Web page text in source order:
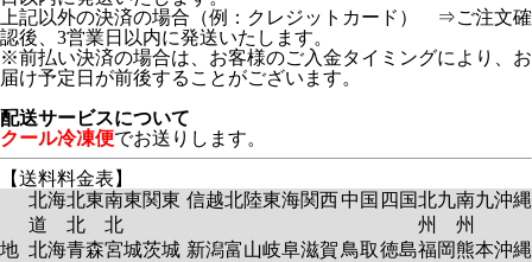
上記以外の決済の場合（例：クレジットカード） ⇒ご注文確
認後、3営業日以内に発送いたします。
※前払い決済の場合は、お客様のご入金タイミングにより、お
届け予定日が前後することがございます。
配送サービスについて
クール冷凍便でお送りします。
【送料料金表】
北海
道
北東
北
南東
北
関東 信越北陸東海関西中国 四国北九
州
南九
州
沖縄
地 北海青森宮城茨城 新潟富山岐阜滋賀 鳥取徳島福岡熊本沖縄